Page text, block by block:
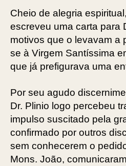
Cheio de alegria
escreveu uma carta para
motivos que o levavam a
se à Virgem Santíssima
que já prefigurava uma
Por seu agudo
Dr. Plinio logo percebeu
impulso suscitado pela
confirmado por outros
sem conhecerem o
Mons. João,